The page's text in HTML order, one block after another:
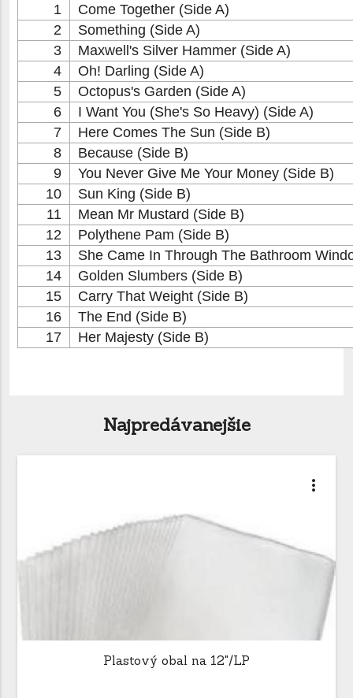
1
Come Together (Side A)
2
Something (Side A)
3
Maxwell's Silver Hammer (Side A)
4
Oh! Darling (Side A)
5
Octopus's Garden (Side A)
6
I Want You (She's So Heavy) (Side A)
7
Here Comes The Sun (Side B)
8
Because (Side B)
9
You Never Give Me Your Money (Side B)
10
Sun King (Side B)
11
Mean Mr Mustard (Side B)
12
Polythene Pam (Side B)
13
She Came In Through The Bathroom
14
Golden Slumbers (Side B)
15
Carry That Weight (Side B)
16
The End (Side B)
17
Her Majesty (Side B)
Najpredávanejšie
more_vert
Plastový obal na 12"/LP